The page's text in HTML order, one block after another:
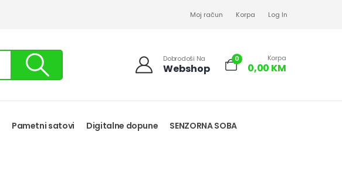
Moj račun Korpa Log In
Dobrodoši Na
Webshop
0 Korpa
0,00 KM
Pametni satovi Digitalne dopune SENZORNA SOBA